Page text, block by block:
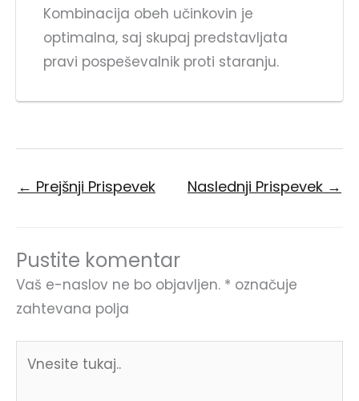
Kombinacija obeh učinkovin je
optimalna, saj skupaj predstavljata
pravi pospeševalnik proti staranju.
← Prejšnji Prispevek Naslednji Prispevek →
Pustite komentar
Vaš e-naslov ne bo objavljen. * označuje
zahtevana polja